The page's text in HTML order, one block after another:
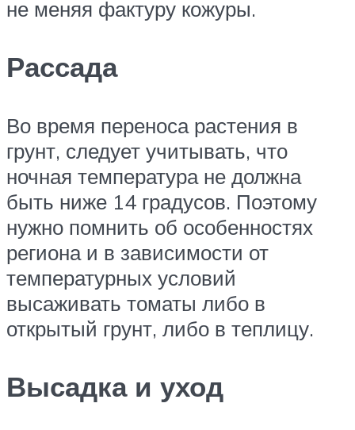
не меняя фактуру кожуры.
Рассада
Во время переноса растения в
грунт, следует учитывать, что
ночная температура не должна
быть ниже 14 градусов. Поэтому
нужно помнить об особенностях
региона и в зависимости от
температурных условий
высаживать томаты либо в
открытый грунт, либо в теплицу.
Высадка и уход